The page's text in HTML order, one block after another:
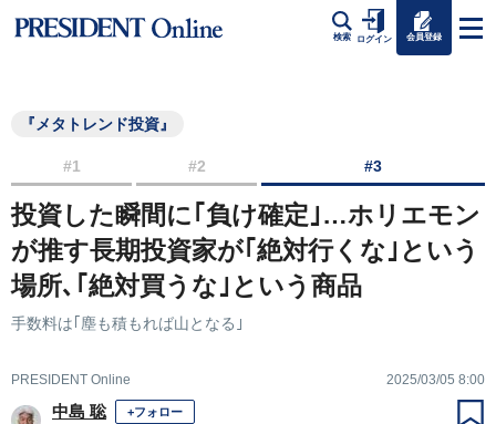
検索 ログイン 会員登録
『メタトレンド投資』
#1 #2 #3
投資した瞬間に｢負け確定｣…ホリエモン
が推す長期投資家が｢絶対行くな｣という
場所､｢絶対買うな｣という商品
手数料は｢塵も積もれば山となる｣
PRESIDENT Online 2025/03/05 8:00
中島 聡 +フォロー